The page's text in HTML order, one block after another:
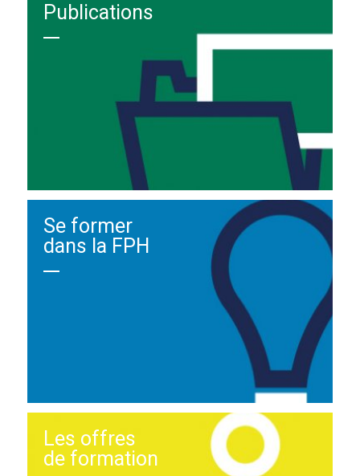
Publications
Se former
dans la FPH
Les offres
de formation